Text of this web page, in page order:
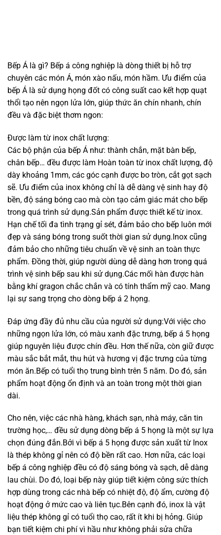
Bếp Á là gì? Bếp á công nghiệp là dòng thiết bị hỗ trợ
chuyên các món Á, món xào nấu, món hầm. Ưu điểm của
bếp Á là sử dụng họng đốt có công suất cao kết hợp quạt
thổi tạo nên ngọn lửa lớn, giúp thức ăn chín nhanh, chín
đều và đặc biệt thơm ngon:
Được làm từ inox chất lượng:
Các bộ phận của bếp Á như: thành chắn, mặt bàn bếp,
chân bếp… đều được làm Hoàn toàn từ inox chất lượng, độ
dày khoảng 1mm, các góc cạnh được bo tròn, cắt gọt sạch
sẽ. Ưu điểm của inox không chỉ là dễ dàng vệ sinh hay độ
bền, độ sáng bóng cao mà còn tạo cảm giác mát cho bếp
trong quá trình sử dụng.Sản phẩm được thiết kế từ inox.
Hạn chế tối đa tình trạng gỉ sét, đảm bảo cho bếp luôn mới
đẹp và sáng bóng trong suốt thời gian sử dụng.Inox cũng
đảm bảo cho những tiêu chuẩn về vệ sinh an toàn thực
phẩm. Đồng thời, giúp người dùng dễ dàng hơn trong quá
trình vệ sinh bếp sau khi sử dụng.Các mối hàn được hàn
bằng khí gragon chắc chắn và có tính thẩm mỹ cao. Mang
lại sự sang trọng cho dòng bếp á 2 họng.
Đáp ứng đầy đủ nhu cầu của người sử dụng:Với việc cho
những ngọn lửa lớn, có màu xanh đặc trưng, bếp á 5 họng
giúp nguyên liệu được chín đều. Hơn thế nữa, còn giữ được
màu sắc bắt mắt, thu hút và hương vị đặc trưng của từng
món ăn.Bếp có tuổi thọ trung bình trên 5 năm. Do đó, sản
phẩm hoạt động ổn định và an toàn trong một thời gian
dài.
Cho nên, việc các nhà hàng, khách sạn, nhà máy, căn tin
trường học,… đều sử dụng dòng bếp á 5 họng là một sự lựa
chọn đúng đắn.Bởi vì bếp á 5 họng được sản xuất từ Inox
là thép không gỉ nên có độ bền rất cao. Hơn nữa, các loại
bếp á công nghiệp đều có độ sáng bóng và sạch, dễ dàng
lau chùi. Do đó, loại bếp này giúp tiết kiệm công sức thích
hợp dùng trong các nhà bếp có nhiệt độ, độ ẩm, cường độ
hoạt động ở mức cao và liên tục.Bên cạnh đó, inox là vật
liệu thép không gỉ có tuổi thọ cao, rất ít khi bị hỏng. Giúp
bạn tiết kiệm chi phí vì hầu như không phải sửa chữa